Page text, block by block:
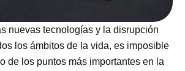
nuevas tecnologías y la disrupción
los ámbitos de la vida, es imposible
de los puntos más importantes en la